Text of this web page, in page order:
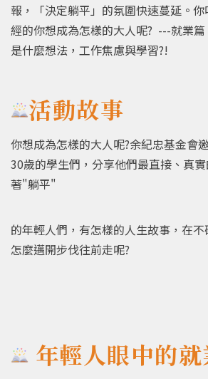
報，「決定躺平」的氛圍快速蔓延。你
經的你想成為怎樣的大人呢? ---就業
是什麼想法，工作焦慮與學習?!
活動故事
你想成為怎樣的大人呢?余紀忠基金會
30歲的學生們，分享他們最直接、真
著"躺平"
的年輕人們，有怎樣的人生故事，在
怎麼邁開步伐往前走呢?
年輕人眼中的就